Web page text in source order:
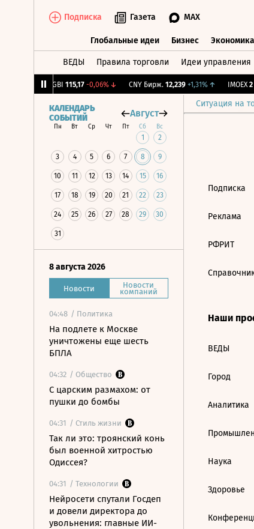
Подписка Газета MAX
Глобальные идеи Бизнес Экономика
ВЕДЫ Правила торговли Идеи управления
RGBI 115,17 -0,06%↓ CNY Бирж. 12,239 +1,31%↑ IMOEX 2
Ситуация на
КАЛЕНДАРЬ
СОБЫТИЙ
Август
Пн Вт Ср Чт Пт Сб Вс
1 2
3 4 5 6 7 8 9
10 11 12 13 14 15 16
17 18 19 20 21 22 23
24 25 26 27 28 29 30
31
8 августа 2026
Новости Новости
компаний
04:48 / Политика
На подлете к Москве
уничтожены еще шесть
БПЛА
04:32 / Общество
С царским размахом: от
пушки до бомбы
04:31 / Стиль жизни
Так ли это: троянский конь
был военной хитростью
Одиссея?
04:31 / Технологии
Нейросети спутали Госдеп
и довели директора до
увольнения: главные ИИ-
Подписка
Реклама
РФРИТ
Наши
ВЕДЫ
Город
Аналитика
Наука
Здоровье